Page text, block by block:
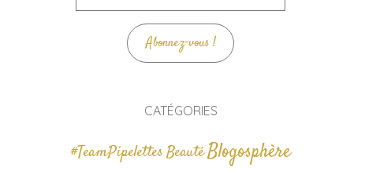
mail
Abonnez-vous !
CATÉGORIES
#TeamPipelettesBeautéBlogosphère